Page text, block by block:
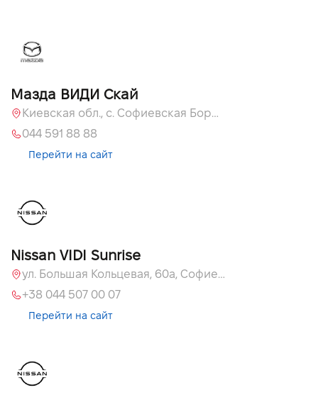
Мазда ВИДИ Скай
Киевская обл., с. Софиевская Борщаговка, ул. Большая Кольцевая, 60 А
044 591 88 88
Перейти на сайт
Nissan VIDI Sunrise
ул. Большая Кольцевая, 60а, Софиевская Борщаговка, Киевская обл.
+38 044 507 00 07
Перейти на сайт